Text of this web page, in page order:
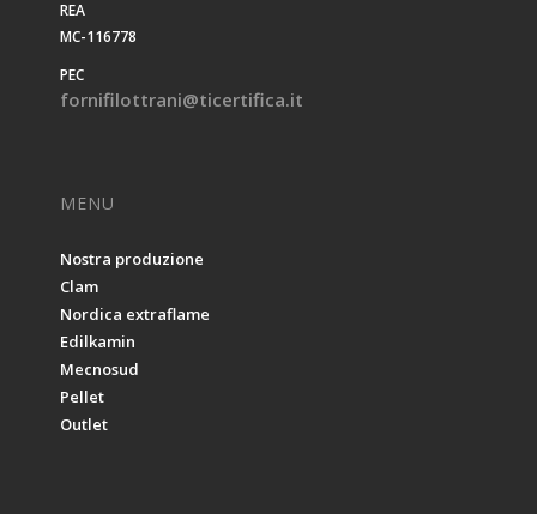
REA
MC-116778
PEC
fornifilottrani@ticertifica.it
MENU
Nostra produzione
Clam
Nordica extraflame
Edilkamin
Mecnosud
Pellet
Outlet